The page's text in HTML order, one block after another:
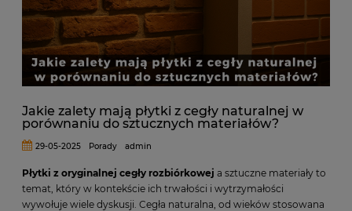
Jakie zalety mają płytki z cegły naturalnej w
porównaniu do sztucznych materiałów?
29-05-2025 Porady admin
Płytki z oryginalnej cegły rozbiórkowej a sztuczne materiały to
temat, który w kontekście ich trwałości i wytrzymałości
wywołuje wiele dyskusji. Cegła naturalna, od wieków stosowana